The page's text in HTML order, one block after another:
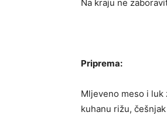
Na kraju ne
Priprema:
Mljeveno meso i luk
kuhanu rižu,